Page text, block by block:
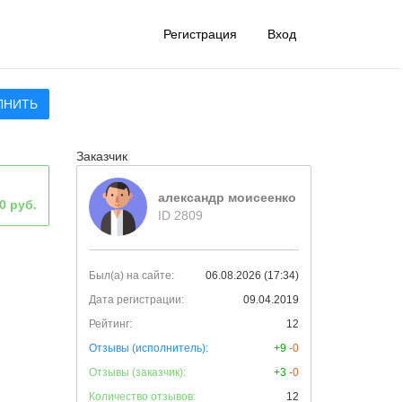
Регистрация Вход
руб.
Заказчик
александр моисеенко
ID 2809
Был(а) на сайте:
06.08.2026 (17:34)
Дата регистрации:
09.04.2019
Рейтинг:
12
Отзывы (исполнитель):
+9 -0
Отзывы (заказчик):
+3 -0
Количество отзывов:
12